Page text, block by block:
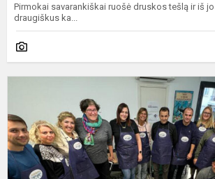
Pirmokai savarankiškai ruošė druskos tešlą ir iš
draugiškus ka...